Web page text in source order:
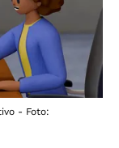
- Foto: